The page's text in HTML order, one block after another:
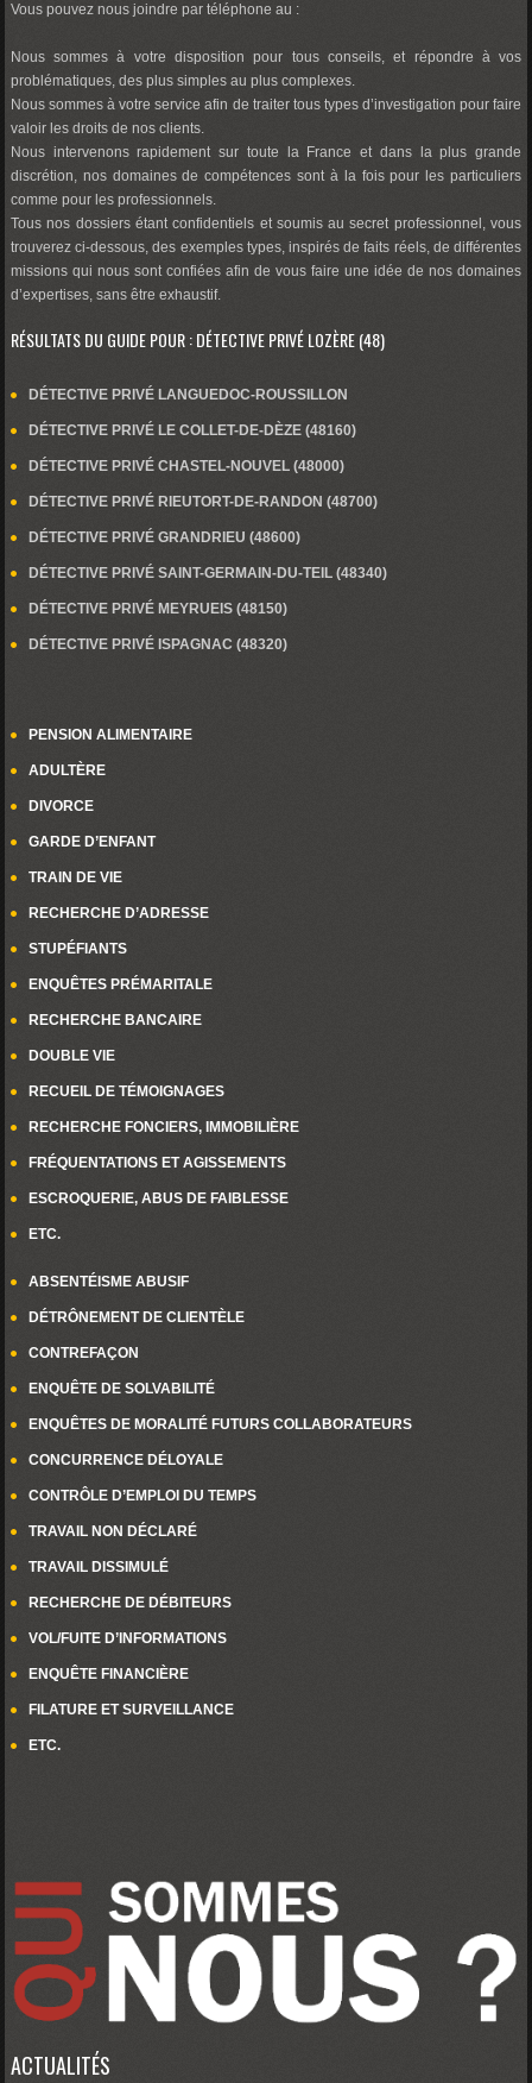
Vous pouvez nous joindre par téléphone au :
Nous sommes à votre disposition pour tous conseils, et répondre à vos
problématiques, des plus simples au plus complexes.
Nous sommes à votre service afin de traiter tous types d’investigation pour faire
valoir les droits de nos clients.
Nous intervenons rapidement sur toute la France et dans la plus grande
discrétion, nos domaines de compétences sont à la fois pour les particuliers
comme pour les professionnels.
Tous nos dossiers étant confidentiels et soumis au secret professionnel, vous
trouverez ci-dessous, des exemples types, inspirés de faits réels, de différentes
missions qui nous sont confiées afin de vous faire une idée de nos domaines
d’expertises, sans être exhaustif.
RÉSULTATS DU GUIDE POUR : DÉTECTIVE PRIVÉ LOZÈRE (48)
DÉTECTIVE PRIVÉ LANGUEDOC-ROUSSILLON
DÉTECTIVE PRIVÉ LE COLLET-DE-DÈZE (48160)
DÉTECTIVE PRIVÉ CHASTEL-NOUVEL (48000)
DÉTECTIVE PRIVÉ RIEUTORT-DE-RANDON (48700)
DÉTECTIVE PRIVÉ GRANDRIEU (48600)
DÉTECTIVE PRIVÉ SAINT-GERMAIN-DU-TEIL (48340)
DÉTECTIVE PRIVÉ MEYRUEIS (48150)
DÉTECTIVE PRIVÉ ISPAGNAC (48320)
PENSION ALIMENTAIRE
ADULTÈRE
DIVORCE
GARDE D’ENFANT
TRAIN DE VIE
RECHERCHE D’ADRESSE
STUPÉFIANTS
ENQUÊTES PRÉMARITALE
RECHERCHE BANCAIRE
DOUBLE VIE
RECUEIL DE TÉMOIGNAGES
RECHERCHE FONCIERS, IMMOBILIÈRE
FRÉQUENTATIONS ET AGISSEMENTS
ESCROQUERIE, ABUS DE FAIBLESSE
ETC.
ABSENTÉISME ABUSIF
DÉTRÔNEMENT DE CLIENTÈLE
CONTREFAÇON
ENQUÊTE DE SOLVABILITÉ
ENQUÊTES DE MORALITÉ FUTURS COLLABORATEURS
CONCURRENCE DÉLOYALE
CONTRÔLE D’EMPLOI DU TEMPS
TRAVAIL NON DÉCLARÉ
TRAVAIL DISSIMULÉ
RECHERCHE DE DÉBITEURS
VOL/FUITE D’INFORMATIONS
ENQUÊTE FINANCIÈRE
FILATURE ET SURVEILLANCE
ETC.
ACTUALITÉS